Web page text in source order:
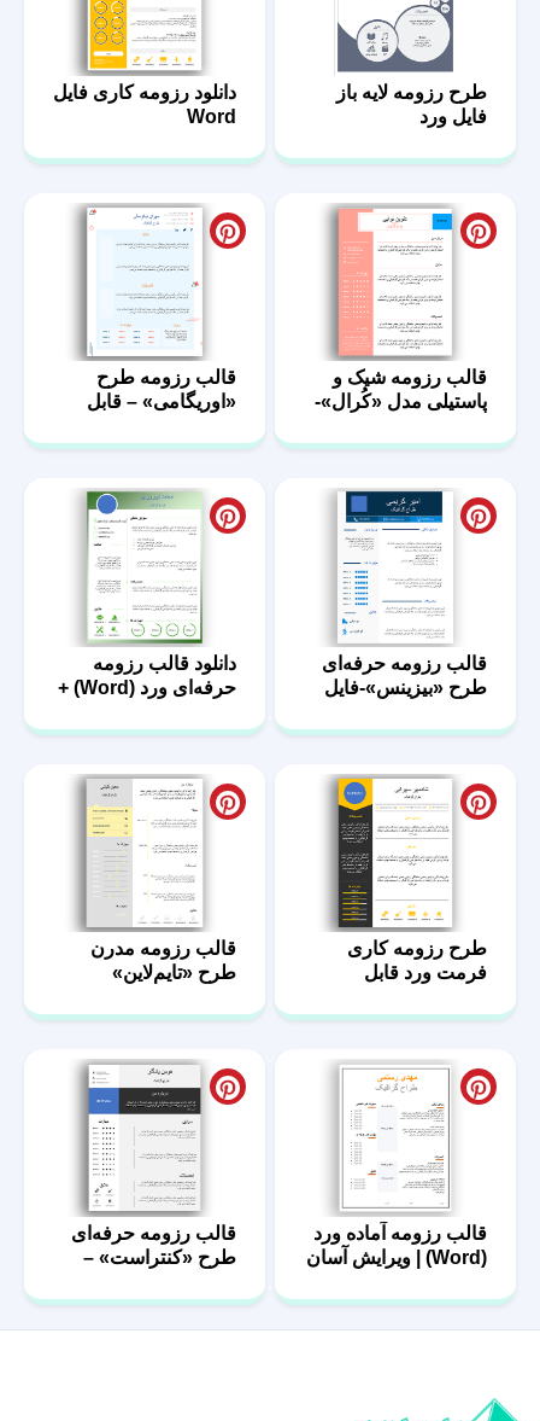
طرح رزومه لایه باز
فایل ورد
دانلود رزومه کاری فایل
Word
قالب رزومه شیک و
پاستیلی مدل «کُرال»-
قالب رزومه طرح
«اوریگامی» – قابل
قالب رزومه حرفه‌ای
طرح «بیزینس»-فایل
دانلود قالب رزومه
حرفه‌ای ورد (Word) +
طرح رزومه کاری
فرمت ورد قابل
قالب رزومه مدرن
طرح «تایم‌لاین»
قالب رزومه آماده ورد
(Word) | ویرایش آسان
قالب رزومه حرفه‌ای
طرح «کنتراست» –